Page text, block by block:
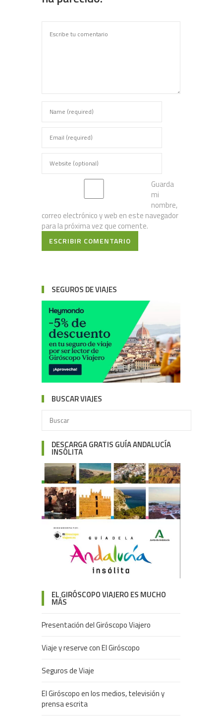
Guarda
mi
nombre,
correo electrónico y web en este navegador
para la próxima vez que comente.
ESCRIBIR COMENTARIO
SEGUROS DE VIAJES
BUSCAR VIAJES
DESCARGA GRATIS GUÍA ANDALUCÍA
INSÓLITA
EL GIRÓSCOPO VIAJERO ES MUCHO
MÁS
Presentación del Giróscopo Viajero
Viaje y reserve con El Giróscopo
Seguros de Viaje
El Giróscopo en los medios, televisión y
prensa escrita